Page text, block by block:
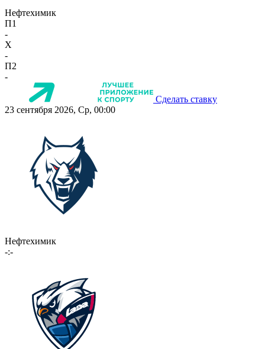
Нефтехимик
П1
-
X
-
П2
-
Сделать ставку
23 сентября 2026, Ср, 00:00
Нефтехимик
-:-